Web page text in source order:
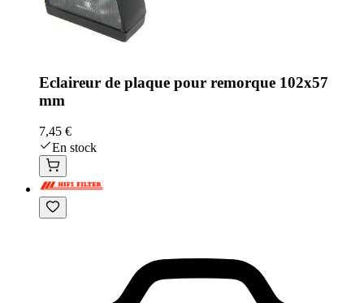
Eclaireur de plaque pour remorque 102x57
mm
7,45 €
En stock